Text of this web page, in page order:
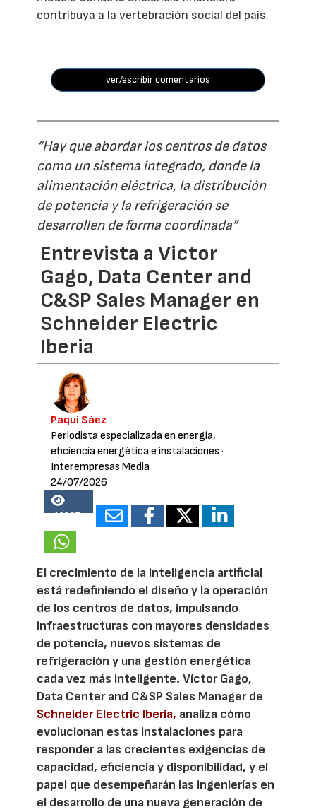
contribuya a la vertebración social del país.
ver/escribir comentarios
“Hay que abordar los centros de datos
como un sistema integrado, donde la
alimentación eléctrica, la distribución
de potencia y la refrigeración se
desarrollen de forma coordinada”
Entrevista a Victor
Gago, Data Center and
C&SP Sales Manager en
Schneider Electric
Iberia
Paqui Sáez
Periodista especializada en energía,
eficiencia energética e instalaciones ·
Interempresas Media
24/07/2026
10897
El crecimiento de la inteligencia artificial
está redefiniendo el diseño y la operación
de los centros de datos, impulsando
infraestructuras con mayores densidades
de potencia, nuevos sistemas de
refrigeración y una gestión energética
cada vez más inteligente. Víctor Gago,
Data Center and C&SP Sales Manager de
Schneider Electric Iberia, analiza cómo
evolucionan estas instalaciones para
responder a las crecientes exigencias de
capacidad, eficiencia y disponibilidad, y el
papel que desempeñarán las ingenierías en
el desarrollo de una nueva generación de